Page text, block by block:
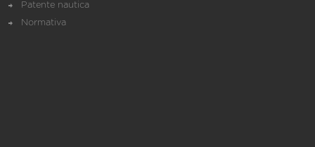
Patente nautica
Normativa